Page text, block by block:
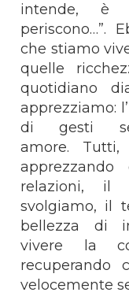
intende, è
periscono…”.
che stiamo
quelle
quotidiano
apprezziamo:
di gesti
amore.
relazioni, il
svolgiamo, il
bellezza di
vivere la
recuperando
velocemente